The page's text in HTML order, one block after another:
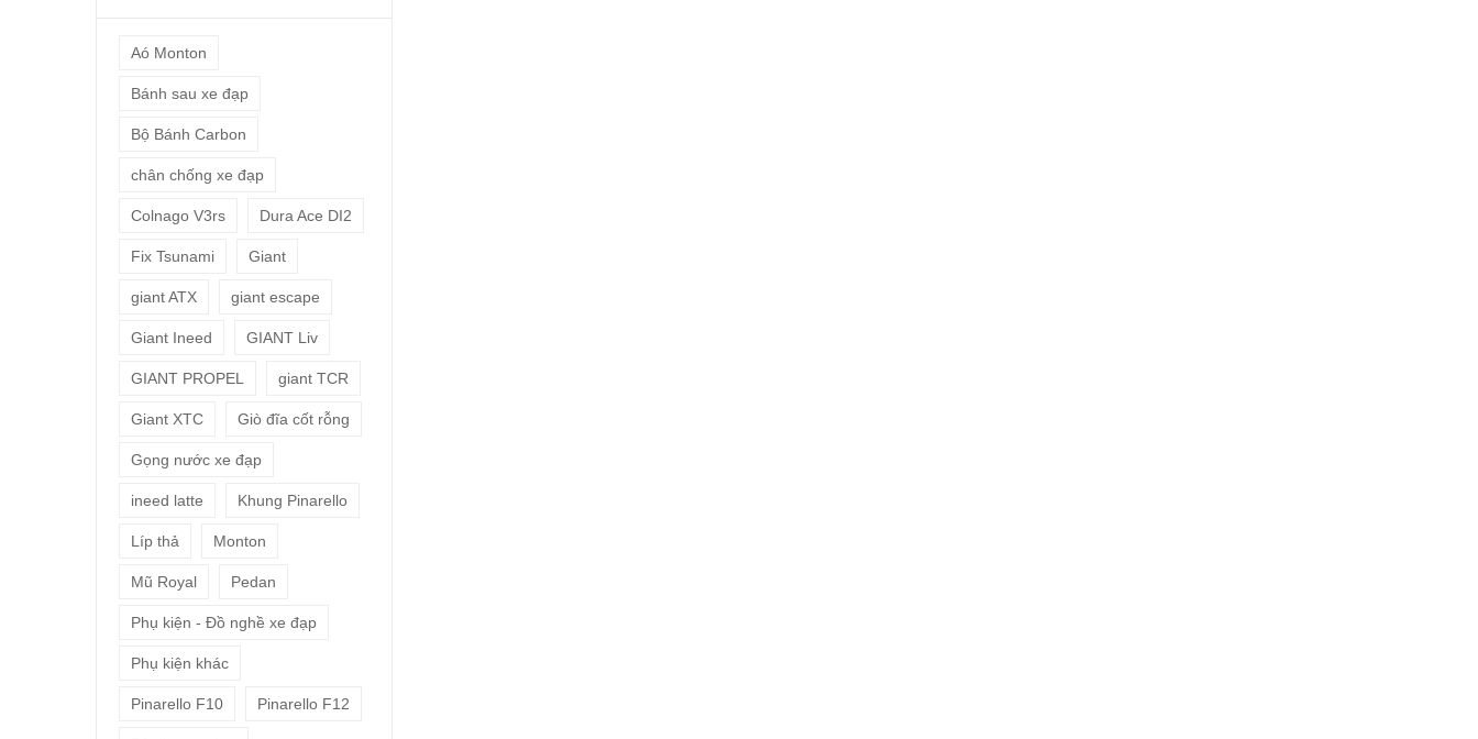
Aó Monton
Bánh sau xe đạp
Bộ Bánh Carbon
chân chống xe đạp
Colnago V3rs Dura Ace DI2
Fix Tsunami Giant
giant ATX giant escape
Giant Ineed GIANT Liv
GIANT PROPEL giant TCR
Giant XTC Giò đĩa cốt rỗng
Gọng nước xe đạp
ineed latte Khung Pinarello
Líp thả Monton
Mũ Royal Pedan
Phụ kiện - Đồ nghề xe đạp
Phụ kiện khác
Pinarello F10 Pinarello F12